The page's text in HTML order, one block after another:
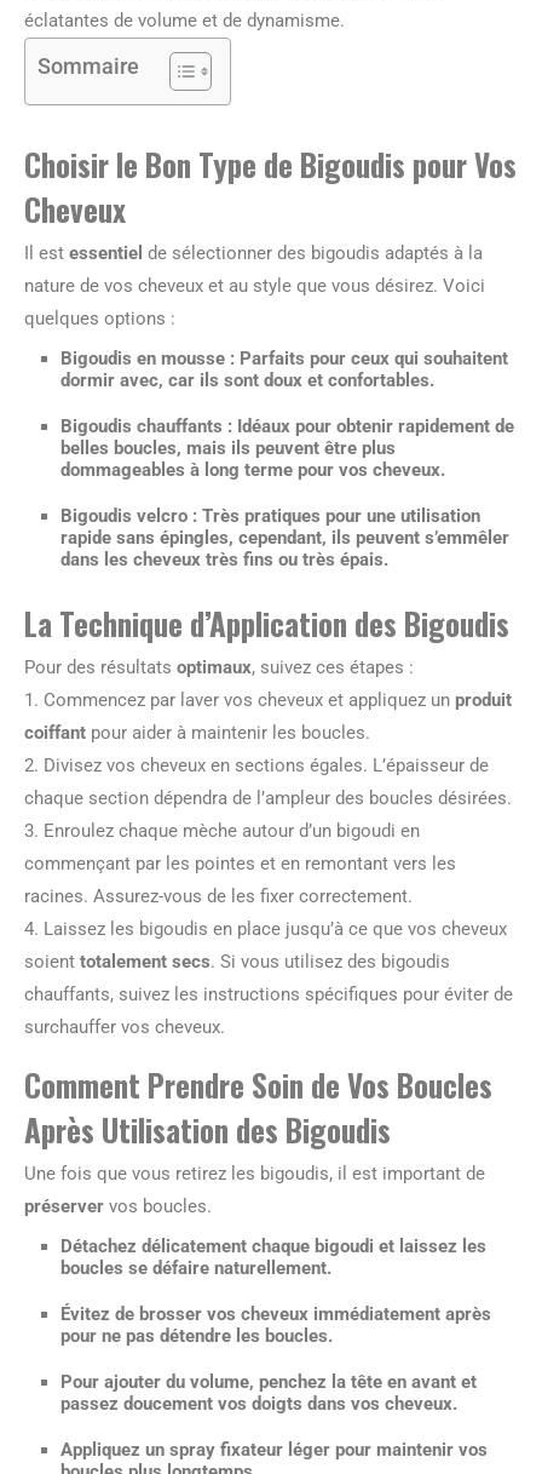
éclatantes de volume et de dynamisme.
Sommaire
Choisir le Bon Type de Bigoudis pour Vos
Cheveux
Il est essentiel de sélectionner des bigoudis adaptés à la
nature de vos cheveux et au style que vous désirez. Voici
quelques options :
Bigoudis en mousse : Parfaits pour ceux qui souhaitent
dormir avec, car ils sont doux et confortables.
Bigoudis chauffants : Idéaux pour obtenir rapidement de
belles boucles, mais ils peuvent être plus
dommageables à long terme pour vos cheveux.
Bigoudis velcro : Très pratiques pour une utilisation
rapide sans épingles, cependant, ils peuvent s’emmêler
dans les cheveux très fins ou très épais.
La Technique d’Application des Bigoudis
Pour des résultats optimaux, suivez ces étapes :
1. Commencez par laver vos cheveux et appliquez un produit
coiffant pour aider à maintenir les boucles.
2. Divisez vos cheveux en sections égales. L’épaisseur de
chaque section dépendra de l’ampleur des boucles désirées.
3. Enroulez chaque mèche autour d’un bigoudi en
commençant par les pointes et en remontant vers les
racines. Assurez-vous de les fixer correctement.
4. Laissez les bigoudis en place jusqu’à ce que vos cheveux
soient totalement secs. Si vous utilisez des bigoudis
chauffants, suivez les instructions spécifiques pour éviter de
surchauffer vos cheveux.
Comment Prendre Soin de Vos Boucles
Après Utilisation des Bigoudis
Une fois que vous retirez les bigoudis, il est important de
préserver vos boucles.
Détachez délicatement chaque bigoudi et laissez les
boucles se défaire naturellement.
Évitez de brosser vos cheveux immédiatement après
pour ne pas détendre les boucles.
Pour ajouter du volume, penchez la tête en avant et
passez doucement vos doigts dans vos cheveux.
Appliquez un spray fixateur léger pour maintenir vos